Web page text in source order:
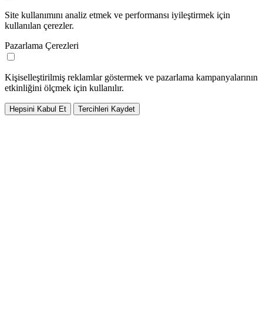
Site kullanımını analiz etmek ve performansı iyileştirmek için
kullanılan çerezler.
Pazarlama Çerezleri
Kişiselleştirilmiş reklamlar göstermek ve pazarlama kampanyalarının
etkinliğini ölçmek için kullanılır.
Hepsini Kabul Et Tercihleri Kaydet